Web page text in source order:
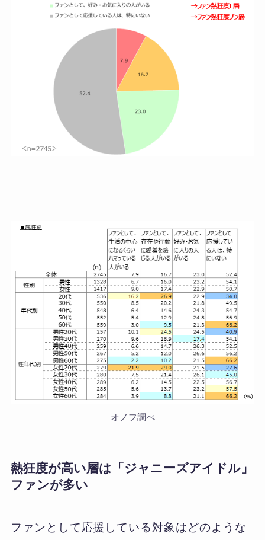
オノフ調べ
熱狂度が高い層は「ジャニーズアイドル」
ファンが多い
ファンとして応援している対象はどのような